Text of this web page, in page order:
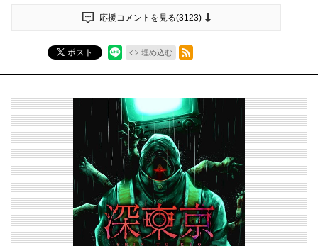
応援コメントを見る(3123)
ポスト 埋め込む
RSSフィード